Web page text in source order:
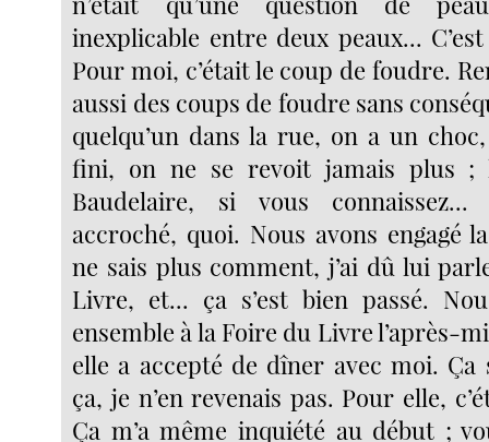
inexplicable entre deux peaux...
Pour moi, c’était le coup de foudre.
aussi des coups de foudre sans
quelqu’un dans la rue, on a un
fini, on ne se revoit jamais plus ;
Baudelaire, si vous
accroché, quoi. Nous avons engagé
ne sais plus comment, j’ai dû lui
Livre, et... ça s’est bien passé.
ensemble à la Foire du Livre l’après-
elle a accepté de dîner avec moi. Ça
ça, je n’en revenais pas. Pour elle,
Ça m’a même inquiété au début ;